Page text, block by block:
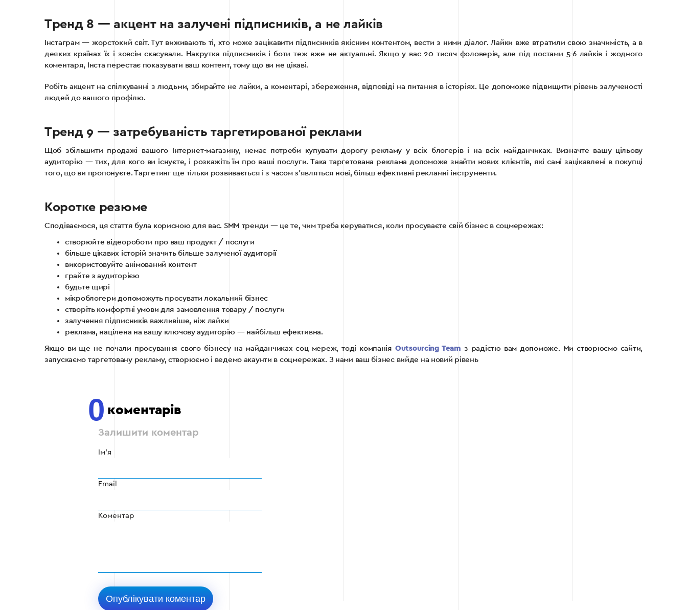
Тренд 8 — акцент на залучені підписників, а не лайків
Інстаграм — жорстокий світ. Тут виживають ті, хто може зацікавити підписників якісним контентом, вести з ними діалог. Лайки вже втратили свою значимість, а в
деяких країнах їх і зовсім скасували. Накрутка підписників і боти теж вже не актуальні. Якщо у вас 20 тисяч фоловерів, але під постами 5-6 лайків і жодного
коментаря, Інста перестає показувати ваш контент, тому що ви не цікаві.
Робіть акцент на спілкуванні з людьми, збирайте не лайки, а коментарі, збереження, відповіді на питання в історіях. Це допоможе підвищити рівень залученості
людей до вашого профілю.
Тренд 9 — затребуваність таргетированої реклами
Щоб збільшити продажі вашого Інтернет-магазину, немає потреби купувати дорогу рекламу у всіх блогерів і на всіх майданчиках. Визначте вашу цільову
аудиторію — тих, для кого ви існуєте, і розкажіть їм про ваші послуги. Така таргетована реклама допоможе знайти нових клієнтів, які самі зацікавлені в покупці
того, що ви пропонуєте. Таргетинг ще тільки розвивається і з часом з’являться нові, більш ефективні рекламні інструменти.
Коротке резюме
Сподіваємося, ця стаття була корисною для вас. SMM тренди — це те, чим треба керуватися, коли просуваєте свій бізнес в соцмережах:
створюйте відеороботи про ваш продукт / послуги
більше цікавих історій значить більше залученої аудиторії
використовуйте анімований контент
грайте з аудиторією
будьте щирі
мікроблогери допоможуть просувати локальний бізнес
створіть комфортні умови для замовлення товару / послуги
залучення підписників важливіше, ніж лайки
реклама, націлена на вашу ключову аудиторію — найбільш ефективна.
Якщо ви ще не почали просування свого бізнесу на майданчиках соц мереж, тоді компанія Outsourcing Team з радістю вам допоможе. Ми створюємо сайти,
запускаємо таргетовану рекламу, створюємо і ведемо акаунти в соцмережах. З нами ваш бізнес вийде на новий рівень
0 коментарів
Залишити коментар
Ім'я
Email
Коментар